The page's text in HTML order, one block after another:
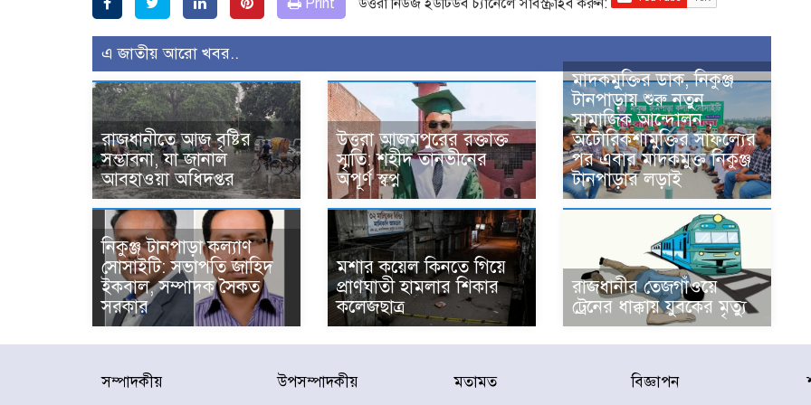
এ জাতীয় আরো খবর..
রাজধানীতে আজ বৃষ্টির
সম্ভাবনা, যা জানাল
আবহাওয়া অধিদপ্তর
উত্তরা আজমপুরের রক্তাক্ত
স্মৃতি: শহীদ তানভীনের
অপূর্ণ স্বপ্ন
মাদকমুক্তির ডাক, নিকুঞ্জ
টানপাড়ায় শুরু নতুন
সামাজিক আন্দোলন ,
অটোরিকশামুক্তির সাফল্যের
পর এবার মাদকমুক্ত নিকুঞ্জ
টানপাড়ার লড়াই
নিকুঞ্জ টানপাড়া কল্যাণ
সোসাইটি: সভাপতি জাহিদ
ইকবাল, সম্পাদক সৈকত
সরকার
মশার কয়েল কিনতে গিয়ে
প্রাণঘাতী হামলার শিকার
কলেজছাত্র
রাজধানীর তেজগাঁওয়ে
ট্রেনের ধাক্কায় যুবকের মৃত্যু
সম্পাদকীয় উপসম্পাদকীয় মতামত বিজ্ঞাপন